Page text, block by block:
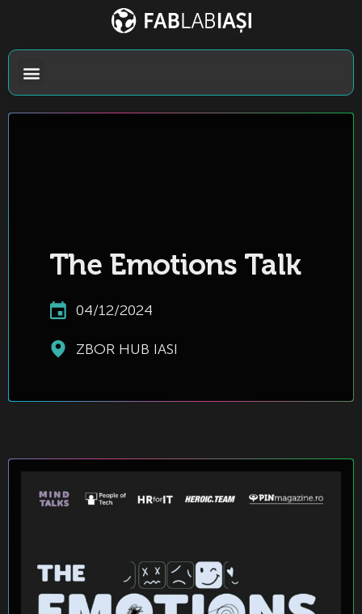
The Emotions Talk
04/12/2024
ZBOR HUB IASI